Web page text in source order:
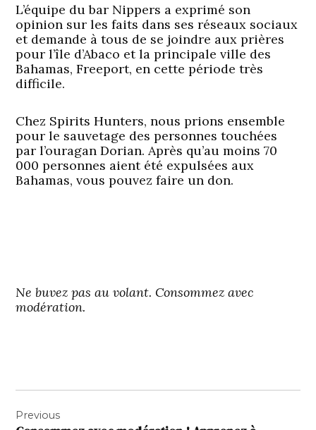
L’équipe du bar Nippers a exprimé son
opinion sur les faits dans ses réseaux sociaux
et demande à tous de se joindre aux prières
pour l’île d’Abaco et la principale ville des
Bahamas, Freeport, en cette période très
difficile.
Chez Spirits Hunters, nous prions ensemble
pour le sauvetage des personnes touchées
par l’ouragan Dorian. Après qu’au moins 70
000 personnes aient été expulsées aux
Bahamas, vous pouvez faire un don.
Ne buvez pas au volant. Consommez avec
modération.
de
Previous